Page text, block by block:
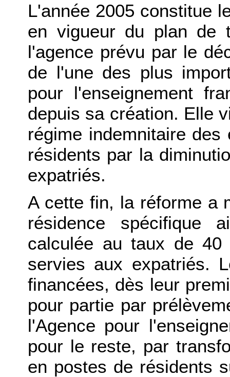
L'année 2005 constitue
en vigueur du plan de
l'agence prévu par le
de l'une des plus
pour l'enseignement
depuis sa création. Elle
régime indemnitaire
résidents par la
expatriés.
A cette fin, la réforme a
résidence spécifique
calculée au taux de 40
servies aux expatriés.
financées, dès leur
pour partie par
l'Agence pour
pour le reste, par
en postes de résidents